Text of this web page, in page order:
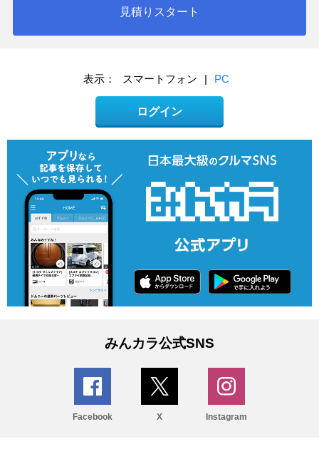
見積りスタート
表示： スマートフォン | PC
ログイン
みんカラ公式SNS
Facebook X Instagram